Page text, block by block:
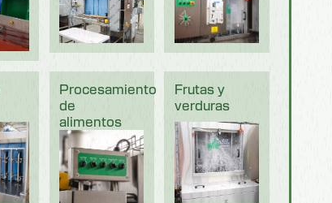
Procesamiento
de
alimentos
Frutas y
verduras